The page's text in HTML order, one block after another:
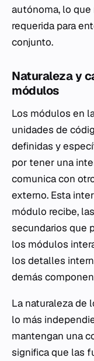
autónoma, lo
requerida para
conjunto.
Naturaleza y
módulos
Los módulos en
unidades de
definidas y
por tener una
comunica con
externo. Esta
módulo recibe,
secundarios que
los módulos
los detalles
demás
La naturaleza de
lo más
mantengan una
significa que las